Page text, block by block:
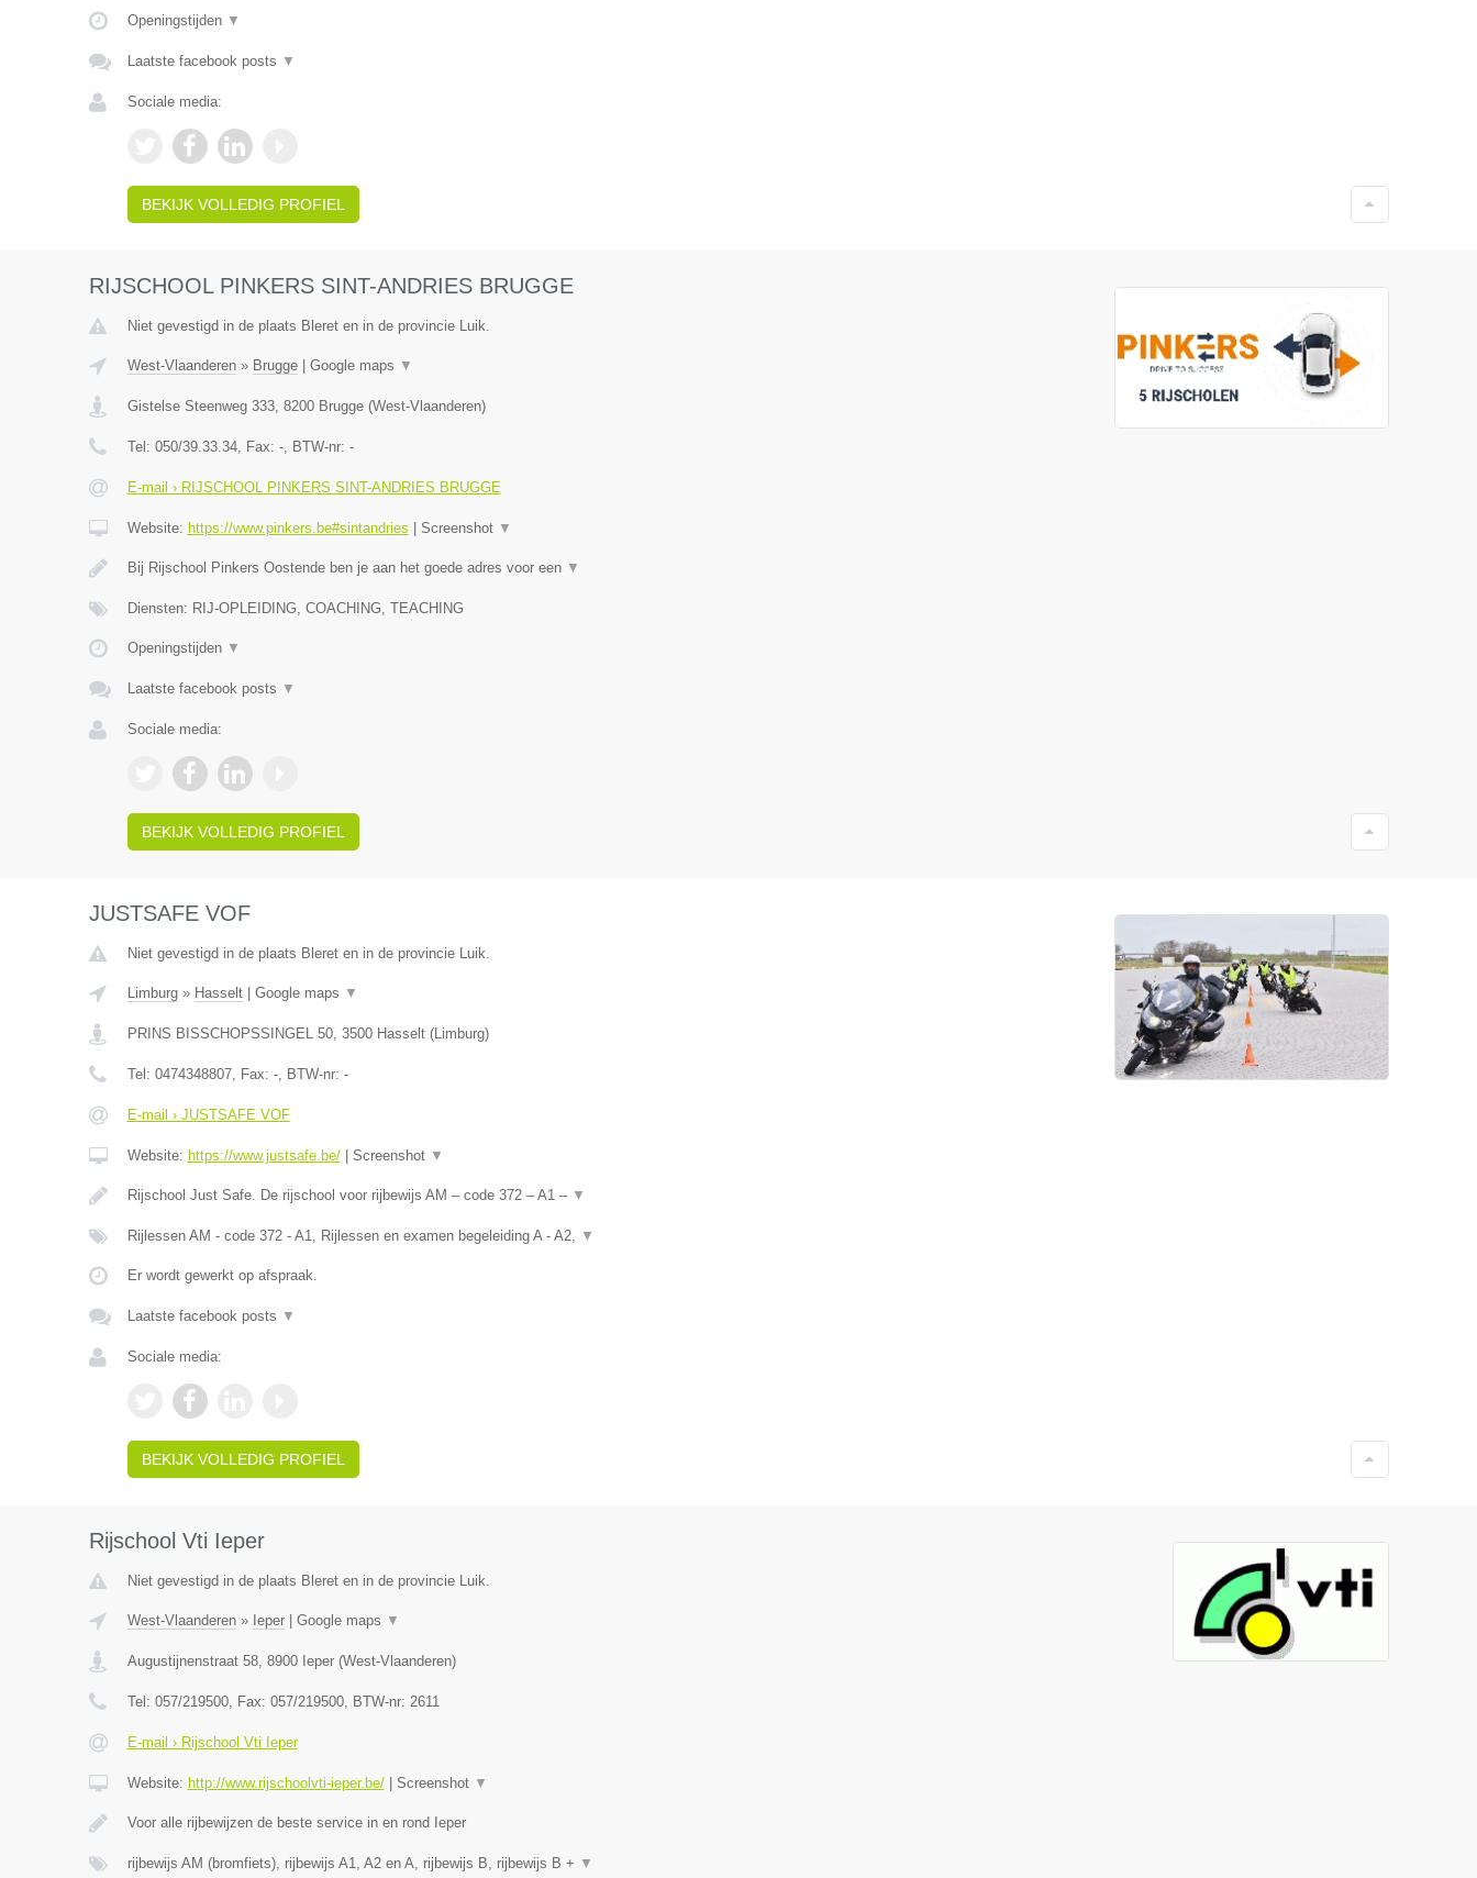
Openingstijden ▼
Laatste facebook posts ▼
Sociale media:
BEKIJK VOLLEDIG PROFIEL
RIJSCHOOL PINKERS SINT-ANDRIES BRUGGE
Niet gevestigd in de plaats Bleret en in de provincie Luik.
West-Vlaanderen» Brugge| Google maps ▼
Gistelse Steenweg 333, 8200 Brugge(West-Vlaanderen)
Tel: 050/39.33.34, Fax: -, BTW-nr: -
E-mail › RIJSCHOOL PINKERS SINT-ANDRIES BRUGGE
Website: https://www.pinkers.be#sintandries Screenshot ▼
Bij Rijschool Pinkers Oostende ben je aan het goede adres voor een ▼
Diensten: RIJ-OPLEIDING, COACHING, TEACHING
Openingstijden ▼
Laatste facebook posts ▼
Sociale media:
BEKIJK VOLLEDIG PROFIEL
JUSTSAFE VOF
Niet gevestigd in de plaats Bleret en in de provincie Luik.
Limburg» Hasselt| Google maps ▼
PRINS BISSCHOPSSINGEL 50, 3500 Hasselt(Limburg)
Tel: 0474348807, Fax: -, BTW-nr: -
E-mail › JUSTSAFE VOF
Website: https://www.justsafe.be/| Screenshot ▼
Rijschool Just Safe. De rijschool voor rijbewijs AM – code 372 – A1 – ▼
Rijlessen AM - code 372 - A1, Rijlessen en examen begeleiding A - A2, ▼
Er wordt gewerkt op afspraak.
Laatste facebook posts ▼
Sociale media:
BEKIJK VOLLEDIG PROFIEL
Rijschool Vti Ieper
Niet gevestigd in de plaats Bleret en in de provincie Luik.
West-Vlaanderen» Ieper| Google maps ▼
Augustijnenstraat 58, 8900 Ieper(West-Vlaanderen)
Tel: 057/219500, Fax: 057/219500, BTW-nr: 2611
E-mail › Rijschool Vti Ieper
Website: http://www.rijschoolvti-ieper.be/| Screenshot ▼
Voor alle rijbewijzen de beste service in en rond Ieper
rijbewijs AM (bromfiets), rijbewijs A1, A2 en A, rijbewijs B, rijbewijs B + ▼